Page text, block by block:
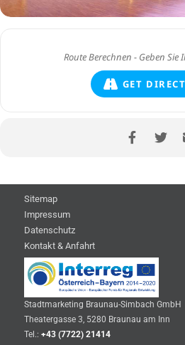
GET
Sitemap
Impressum
Datenschutz
Kontakt & Anfahrt
Stadtmarketing Braunau-Simbach GmbH
Theatergasse 3, 5280 Braunau am Inn
Tel.: +43 (7722) 21414